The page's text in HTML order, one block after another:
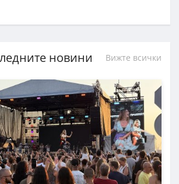
новини Вижте всички